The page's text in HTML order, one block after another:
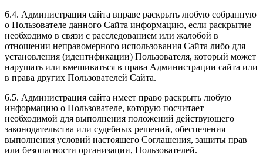
6.4. Администрация сайта вправе раскрыть любую собранную
о Пользователе данного Сайта информацию, если раскрытие
необходимо в связи с расследованием или жалобой в
отношении неправомерного использования Сайта либо для
установления (идентификации) Пользователя, который может
нарушать или вмешиваться в права Администрации сайта или
в права других Пользователей Сайта.
6.5. Администрация сайта имеет право раскрыть любую
информацию о Пользователе, которую посчитает
необходимой для выполнения положений действующего
законодательства или судебных решений, обеспечения
выполнения условий настоящего Соглашения, защиты прав
или безопасности организации, Пользователей.